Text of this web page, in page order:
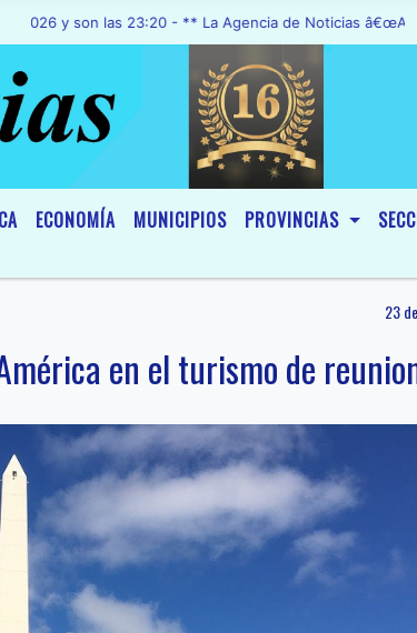
las 23:20 - ** La Agencia de Noticias â€œA1
ECONOMÍA MUNICIPIOS PROVINCIAS
23
en el turismo de